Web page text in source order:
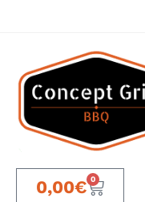
0,00€ 0